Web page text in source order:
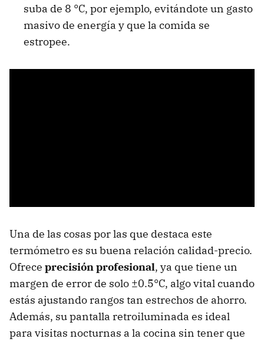
suba de 8 °C, por ejemplo, evitándote un gasto
masivo de energía y que la comida se
estropee.
Una de las cosas por las que destaca este
termómetro es su buena relación calidad-precio.
Ofrece precisión profesional, ya que tiene un
margen de error de solo ±0.5°C, algo vital cuando
estás ajustando rangos tan estrechos de ahorro.
Además, su pantalla retroiluminada es ideal
para visitas nocturnas a la cocina sin tener que